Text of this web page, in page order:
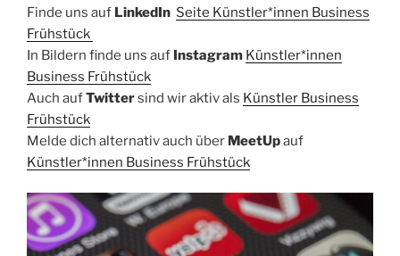
Finde uns auf ​ LinkedIn Seite Künstler*innen Business
Frühstück
In Bildern finde uns auf Instagram Künstler*innen
Business Frühstück
Auch aufTwittersind wir aktiv als Künstler Business
Frühstück
Melde dich alternativ auch über MeetUpauf
Künstler*innen Business Frühstück